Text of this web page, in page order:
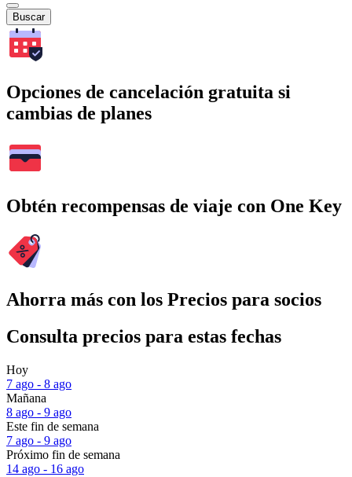
Buscar
Opciones de cancelación gratuita si
cambias de planes
Obtén recompensas de viaje con One Key
Ahorra más con los Precios para socios
Consulta precios para estas fechas
Hoy
7 ago - 8 ago
Mañana
8 ago - 9 ago
Este fin de semana
7 ago - 9 ago
Próximo fin de semana
14 ago - 16 ago